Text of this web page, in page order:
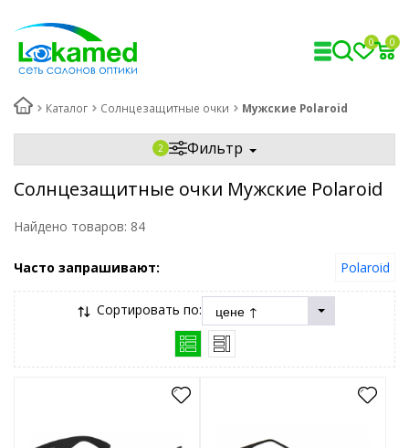
0 0
Каталог Солнцезащитные очки Мужские Polaroid
Фильтр
Солнцезащитные очки Мужские Polaroid
Найдено товаров: 84
Часто запрашивают: Polaroid
Сортировать по: